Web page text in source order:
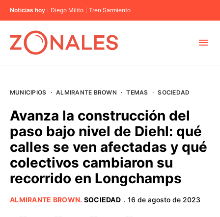
Noticias hoy Diego Milito Tren Sarmiento
BUENOS AIRES
PROVINCIAS
MUNICIPIOS · ALMIRANTE BROWN · TEMAS · SOCIEDAD
Avanza la construcción del
paso bajo nivel de Diehl: qué
calles se ven afectadas y qué
colectivos cambiaron su
recorrido en Longchamps
ALMIRANTE BROWN. SOCIEDAD · 16 de agosto de 2023